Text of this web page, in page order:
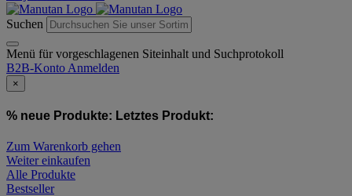
Suchen
Menü für vorgeschlagenen Siteinhalt und Suchprotokoll
B2B-Konto Anmelden
×
% neue Produkte: Letztes Produkt:
Zum Warenkorb gehen
Weiter einkaufen
Alle Produkte
Bestseller